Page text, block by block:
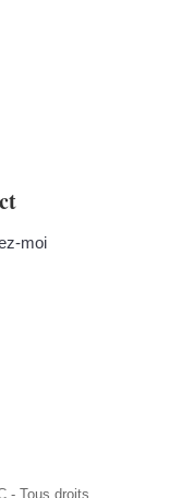
moi
- Tous droits